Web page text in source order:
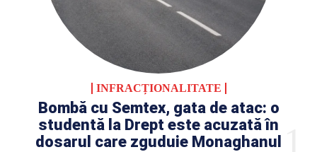
INFRACȚIONALITATE
Bombă cu Semtex, gata de atac: o
studentă la Drept este acuzată în
dosarul care zguduie Monaghanul